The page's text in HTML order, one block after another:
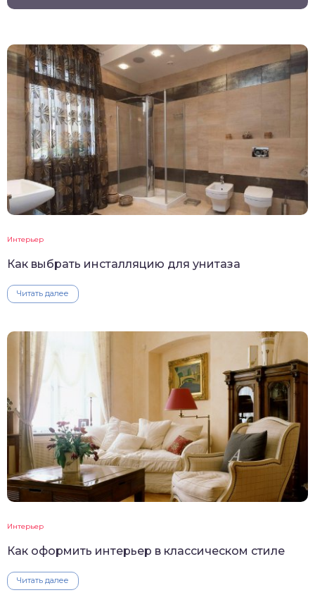
Интерьер
Как выбрать инсталляцию для унитаза
Читать далее
Интерьер
Как оформить интерьер в классическом стиле
Читать далее